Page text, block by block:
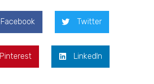
Facebook Twitter
Pinterest LinkedIn